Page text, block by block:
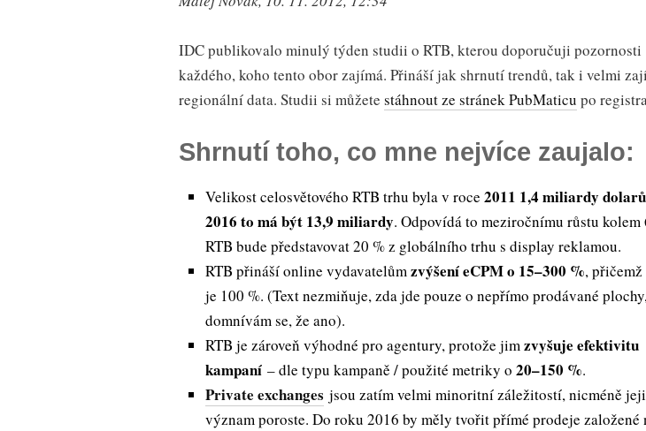
IDC publikovalo minulý týden studii o RTB, kterou doporučuji pozornosti
každého, koho tento obor zajímá. Přináší jak shrnutí trendů, tak i velmi
regionální data. Studii si můžete stáhnout ze stránek PubMaticu po
Shrnutí toho, co mne nejvíce zaujalo:
Velikost celosvětového RTB trhu byla v roce 2011 1,4 miliardy
2016 to má být 13,9 miliardy. Odpovídá to meziročnímu růstu kolem
RTB bude představovat 20 % z globálního trhu s display reklamou.
RTB přináší online vydavatelůmzvýšení eCPM o 15–300 %,
je 100 %. (Text nezmiňuje, zda jde pouze o nepřímo prodávané
domnívám se, že ano).
RTB je zároveň výhodné pro agentury, protože jimzvyšuje efektivitu
kampaní – dle typu kampaně / použité metriky o 20–150 %.
Private exchanges jsou zatím velmi minoritní záležitostí, nicméně
význam poroste. Do roku 2016 by měly tvořit přímé prodeje založené